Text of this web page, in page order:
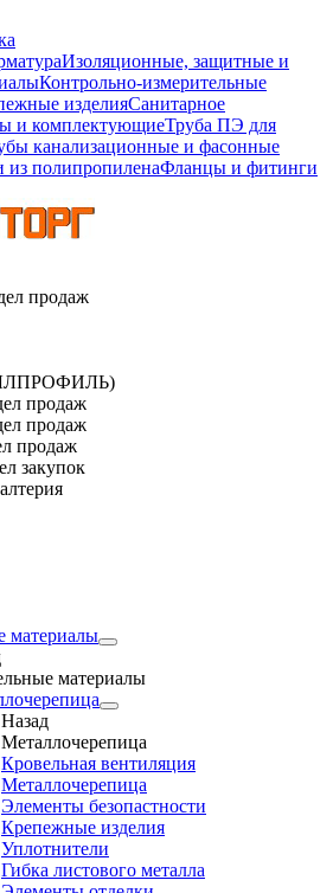
Изоляционные, защитные и
Контрольно-измерительные
изделияСанитарное
и комплектующиеТруба ПЭ для
канализационные и фасонные
полипропиленаФланцы и фитинги
продаж
продаж
продаж
продаж
закупок
материалы
материалы
Назад
Металлочерепица
Кровельная вентиляция
Металлочерепица
Элементы безопастности
Крепежные изделия
Уплотнители
Гибка листового металла